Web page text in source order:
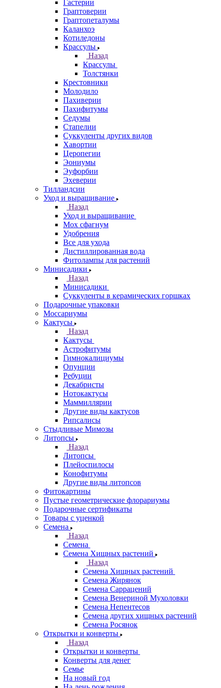
Гастерии
Граптоверии
Граптопеталумы
Каланхоэ
Котиледоны
Крассулы
Назад
Крассулы
Толстянки
Крестовники
Молодило
Пахиверии
Пахифитумы
Седумы
Стапелии
Суккуленты других видов
Хавортии
Церопегии
Эониумы
Эуфорбии
Эхеверии
Тилландсии
Уход и выращивание
Назад
Уход и выращивание
Мох сфагнум
Удобрения
Все для ухода
Дистиллированная вода
Фитолампы для растений
Минисадики
Назад
Минисадики
Суккуленты в керамических горшках
Подарочные упаковки
Моссариумы
Кактусы
Назад
Кактусы
Астрофитумы
Гимнокалициумы
Опунции
Ребуции
Декабристы
Нотокактусы
Маммиллярии
Другие виды кактусов
Рипсалисы
Стыдливые Мимозы
Литопсы
Назад
Литопсы
Плейоспилосы
Конофитумы
Другие виды литопсов
Фитокартины
Пустые геометрические флорариумы
Подарочные сертификаты
Товары с уценкой
Семена
Назад
Семена
Семена Хищных растений
Назад
Семена Хищных растений
Семена Жирянок
Семена Саррацений
Семена Венериной Мухоловки
Семена Непентесов
Семена других хищных растений
Семена Росянок
Открытки и конверты
Назад
Открытки и конверты
Конверты для денег
Семье
На новый год